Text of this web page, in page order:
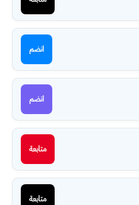
انضم
انضم
متابعة
متابعة